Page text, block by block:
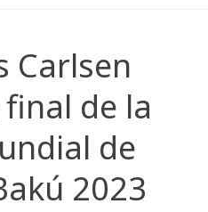
Carlsen
de la
de
2023